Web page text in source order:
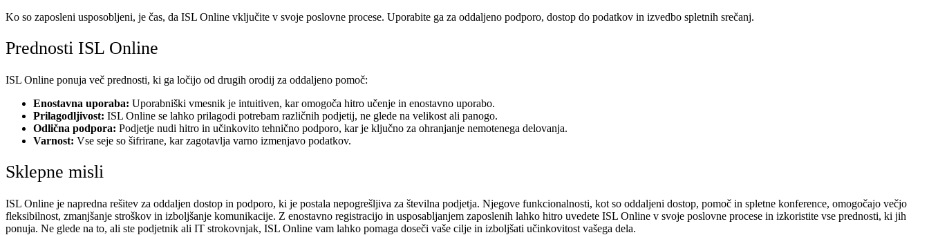
Ko so zaposleni usposobljeni, je čas, da ISL Online vključite v svoje poslovne procese. Uporabite ga za oddaljeno podporo, dostop do podatkov in izvedbo spletnih srečanj.
Prednosti ISL Online
ISL Online ponuja več prednosti, ki ga ločijo od drugih orodij za oddaljeno pomoč:
Enostavna uporaba: Uporabniški vmesnik je intuitiven, kar omogoča hitro učenje in enostavno uporabo.
Prilagodljivost: ISL Online se lahko prilagodi potrebam različnih podjetij, ne glede na velikost ali panogo.
Odlična podpora: Podjetje nudi hitro in učinkovito tehnično podporo, kar je ključno za ohranjanje nemotenega delovanja.
Varnost: Vse seje so šifrirane, kar zagotavlja varno izmenjavo podatkov.
Sklepne misli
ISL Online je napredna rešitev za oddaljen dostop in podporo, ki je postala nepogrešljiva za številna podjetja. Njegove funkcionalnosti, kot so oddaljeni dostop, pomoč in spletne konference, omogočajo večjo
fleksibilnost, zmanjšanje stroškov in izboljšanje komunikacije. Z enostavno registracijo in usposabljanjem zaposlenih lahko hitro uvedete ISL Online v svoje poslovne procese in izkoristite vse prednosti, ki jih
ponuja. Ne glede na to, ali ste podjetnik ali IT strokovnjak, ISL Online vam lahko pomaga doseči vaše cilje in izboljšati učinkovitost vašega dela.